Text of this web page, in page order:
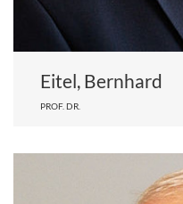
Eitel, Bernhard
PROF. DR.